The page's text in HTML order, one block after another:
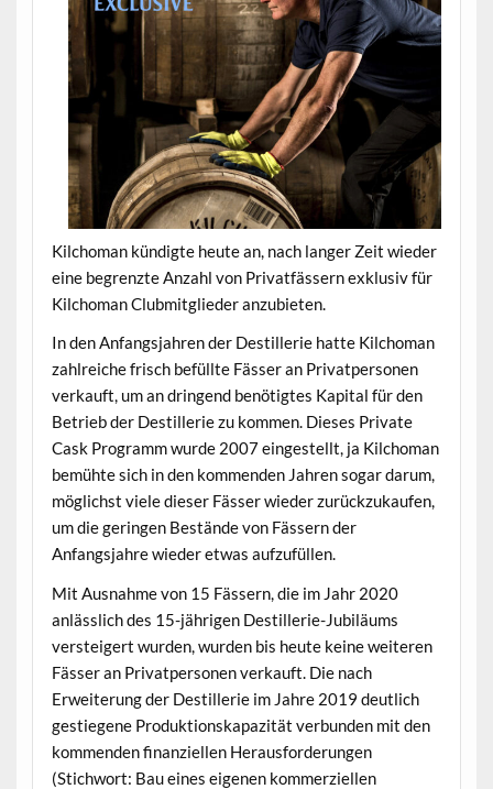
Kilchoman kündigte heute an, nach langer Zeit wieder
eine begrenzte Anzahl von Privatfässern exklusiv für
Kilchoman Clubmitglieder anzubieten.
In den Anfangsjahren der Destillerie hatte Kilchoman
zahlreiche frisch befüllte Fässer an Privatpersonen
verkauft, um an dringend benötigtes Kapital für den
Betrieb der Destillerie zu kommen. Dieses Private
Cask Programm wurde 2007 eingestellt, ja Kilchoman
bemühte sich in den kommenden Jahren sogar darum,
möglichst viele dieser Fässer wieder zurückzukaufen,
um die geringen Bestände von Fässern der
Anfangsjahre wieder etwas aufzufüllen.
Mit Ausnahme von 15 Fässern, die im Jahr 2020
anlässlich des 15-jährigen Destillerie-Jubiläums
versteigert wurden, wurden bis heute keine weiteren
Fässer an Privatpersonen verkauft. Die nach
Erweiterung der Destillerie im Jahre 2019 deutlich
gestiegene Produktionskapazität verbunden mit den
kommenden finanziellen Herausforderungen
(Stichwort: Bau eines eigenen kommerziellen